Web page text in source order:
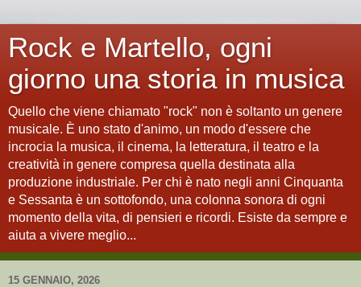
Rock e Martello, ogni
giorno una storia in musica
Quello che viene chiamato "rock" non è soltanto un genere
musicale. È uno stato d'animo, un modo d'essere che
incrocia la musica, il cinema, la letteratura, il teatro e la
creatività in genere compresa quella destinata alla
produzione industriale. Per chi è nato negli anni Cinquanta
e Sessanta è un sottofondo, una colonna sonora di ogni
momento della vita, di pensieri e ricordi. Esiste da sempre e
aiuta a vivere meglio...
15 GENNAIO, 2026